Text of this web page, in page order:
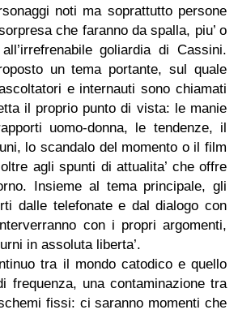
noti ma soprattutto persone
che faranno da spalla, piu’ o
goliardia di Cassini.
un tema portante, sul quale
e internauti sono chiamati
il proprio punto di vista: le manie
uomo-donna, le tendenze, il
lo scandalo del momento o il film
agli spunti di attualita’ che offre
Insieme al tema principale, gli
dalle telefonate e dal dialogo con
con i propri argomenti,
in assoluta liberta’.
tra il mondo catodico e quello
frequenza, una contaminazione tra
fissi: ci saranno momenti che